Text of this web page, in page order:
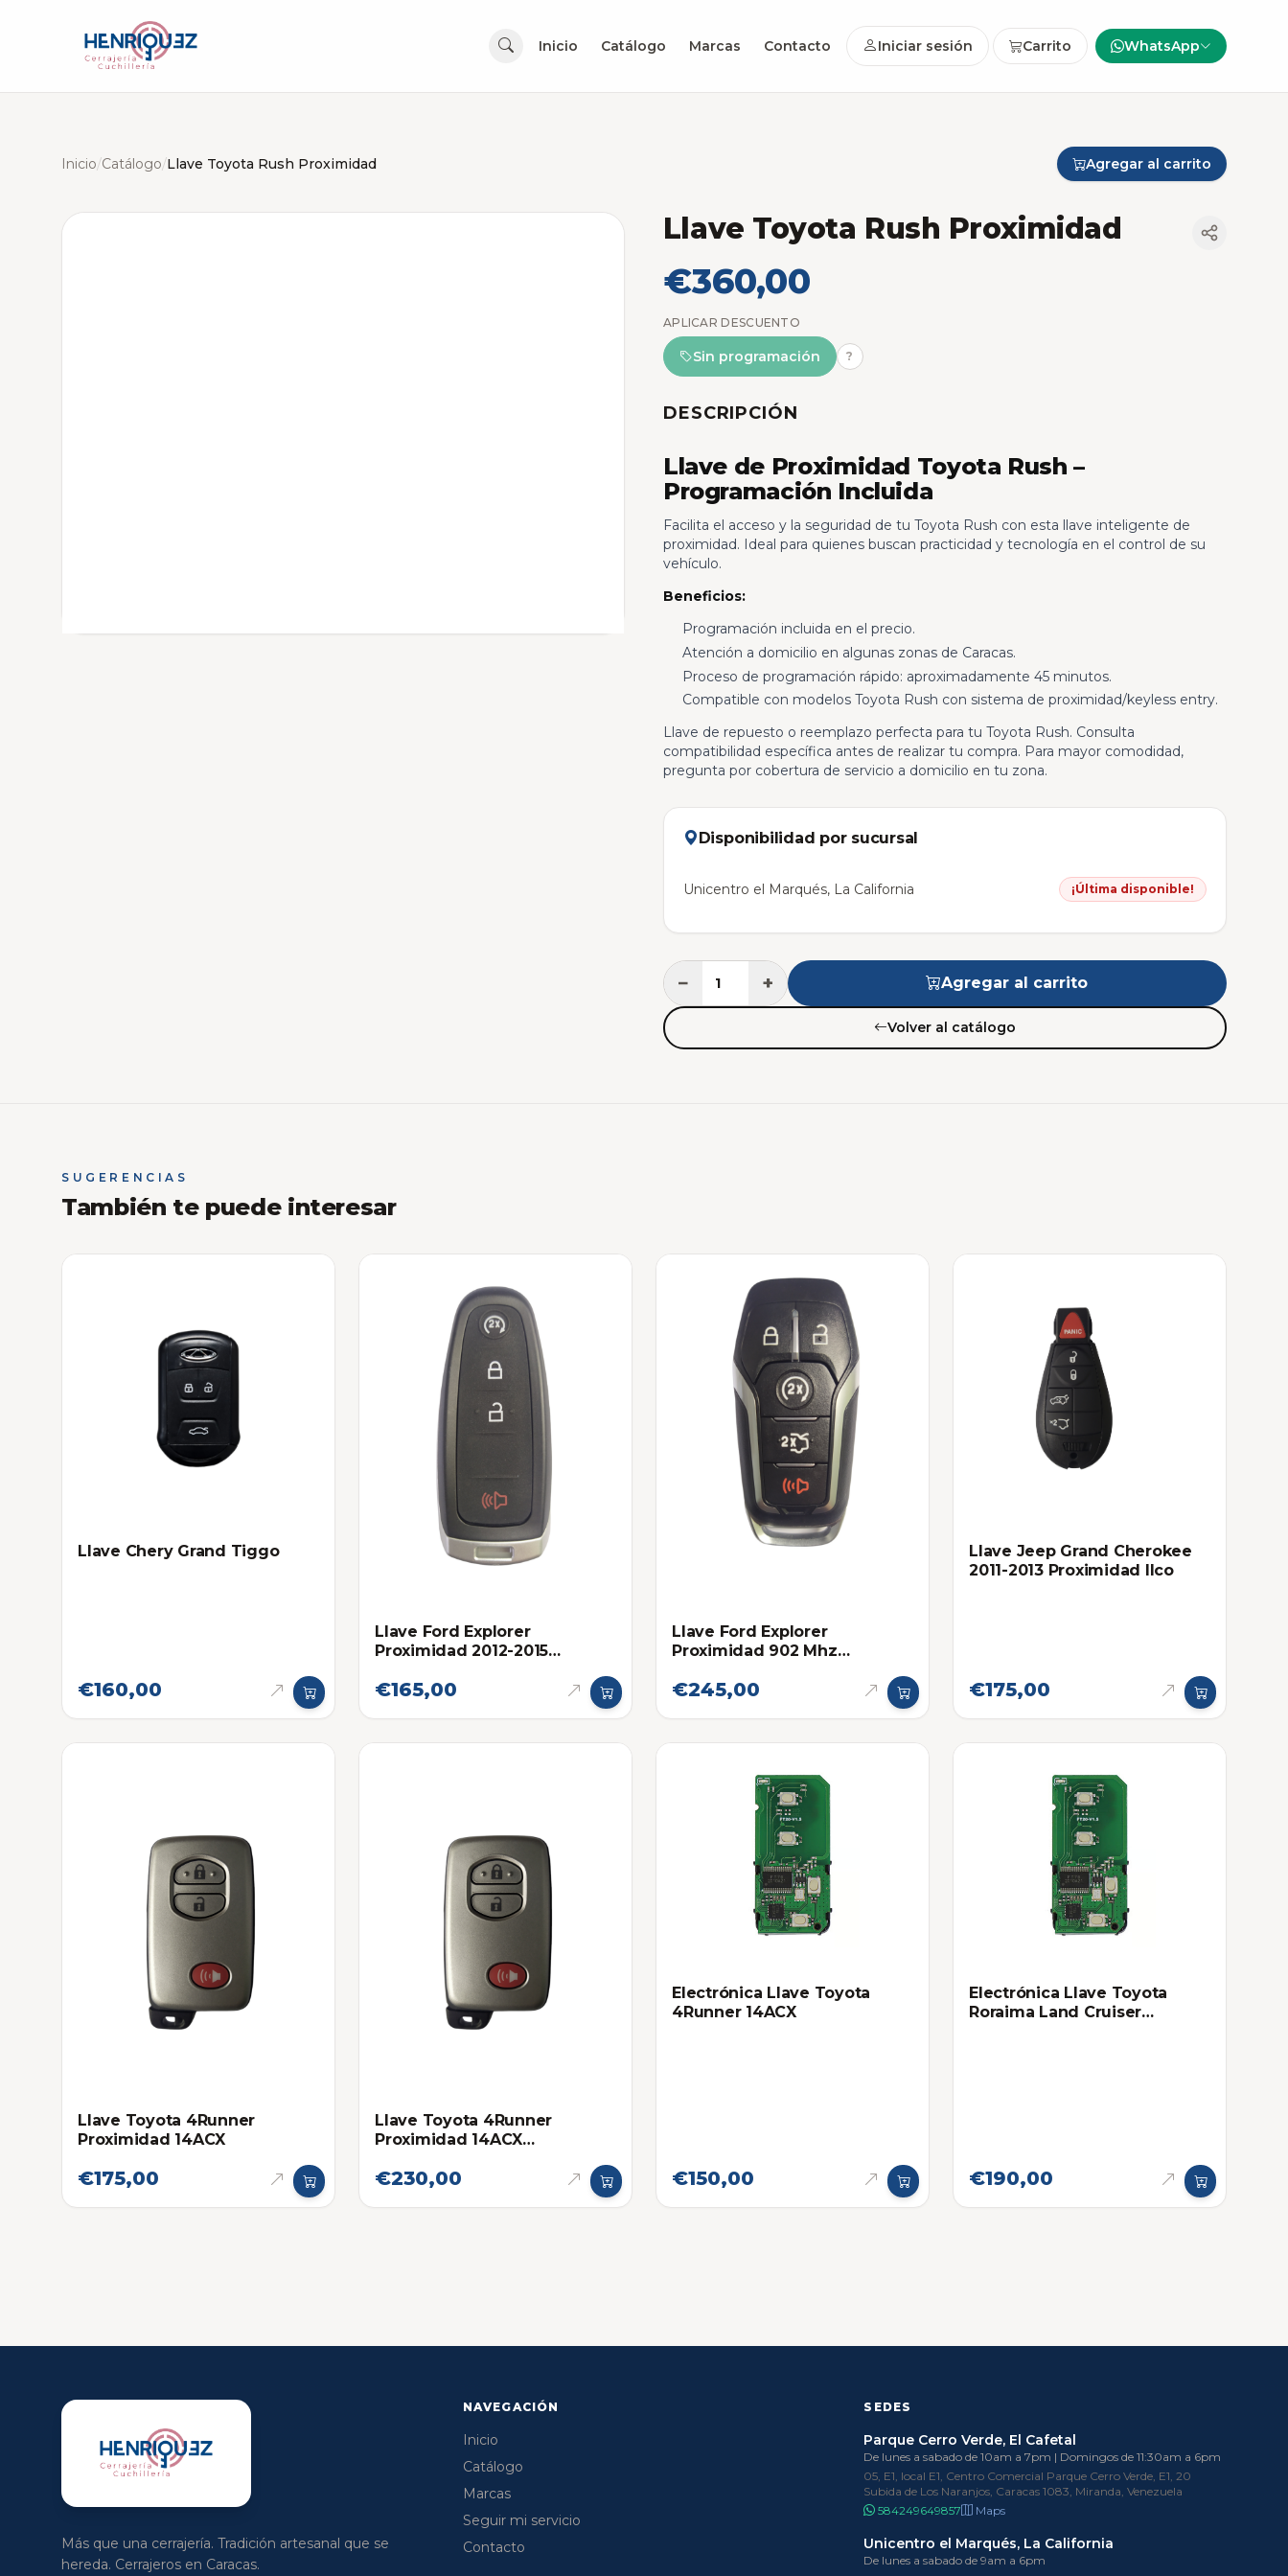
Inicio Catálogo Marcas Contacto Iniciar sesión Carrito WhatsApp
Inicio/Catálogo/Llave Toyota Rush Proximidad Agregar al carrito
Llave Toyota Rush Proximidad
€360,00
APLICAR DESCUENTO
Sin programación ?
DESCRIPCIÓN
Llave de Proximidad Toyota Rush –
Programación Incluida
Facilita el acceso y la seguridad de tu Toyota Rush con esta llave inteligente de
proximidad. Ideal para quienes buscan practicidad y tecnología en el control de su
vehículo.
Beneficios:
Programación incluida en el precio.
Atención a domicilio en algunas zonas de Caracas.
Proceso de programación rápido: aproximadamente 45 minutos.
Compatible con modelos Toyota Rush con sistema de proximidad/keyless entry.
Llave de repuesto o reemplazo perfecta para tu Toyota Rush. Consulta
compatibilidad específica antes de realizar tu compra. Para mayor comodidad,
pregunta por cobertura de servicio a domicilio en tu zona.
Disponibilidad por sucursal
Unicentro el Marqués, La California ¡Última disponible!
− + Agregar al carrito
Volver al catálogo
SUGERENCIAS
También te puede interesar
Llave Chery Grand Tiggo
€160,00
Llave Ford Explorer
Proximidad 2012-2015
€165,00
Llave Ford Explorer
Proximidad 902 Mhz
2019
€245,00
Llave Jeep Grand Cherokee
2011-2013 Proximidad Ilco
€175,00
Llave Toyota 4Runner
Proximidad 14ACX
€175,00
Llave Toyota 4Runner
Proximidad 14ACX
€230,00
Electrónica Llave Toyota
4Runner 14ACX
€150,00
Electrónica Llave Toyota
Roraima Land Cruiser
€190,00
Más que una cerrajería. Tradición artesanal que se
hereda. Cerrajeros en Caracas.
NAVEGACIÓN
Inicio
Catálogo
Marcas
Seguir mi servicio
Contacto
SEDES
Parque Cerro Verde, El Cafetal
De lunes a sabado de 10am a 7pm | Domingos de 11:30am a 6pm
05, E1, local E1, Centro Comercial Parque Cerro Verde, E1, 20
Subida de Los Naranjos, Caracas 1083, Miranda, Venezuela
584249649857
Maps
Unicentro el Marqués, La California
De lunes a sabado de 9am a 6pm